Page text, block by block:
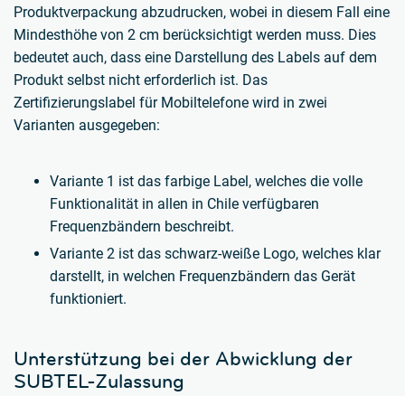
Produktverpackung abzudrucken, wobei in diesem Fall eine
Mindesthöhe von 2 cm berücksichtigt werden muss. Dies
bedeutet auch, dass eine Darstellung des Labels auf dem
Produkt selbst nicht erforderlich ist. Das
Zertifizierungslabel für Mobiltelefone wird in zwei
Varianten ausgegeben:
Variante 1 ist das farbige Label, welches die volle
Funktionalität in allen in Chile verfügbaren
Frequenzbändern beschreibt.
Variante 2 ist das schwarz-weiße Logo, welches klar
darstellt, in welchen Frequenzbändern das Gerät
funktioniert.
Unterstützung bei der Abwicklung der
SUBTEL-Zulassung